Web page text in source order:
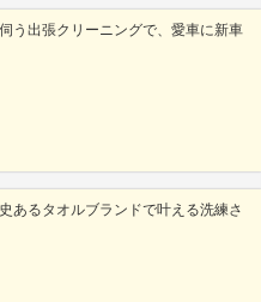
う出張クリーニングで、愛車に新車
あるタオルブランドで叶える洗練さ